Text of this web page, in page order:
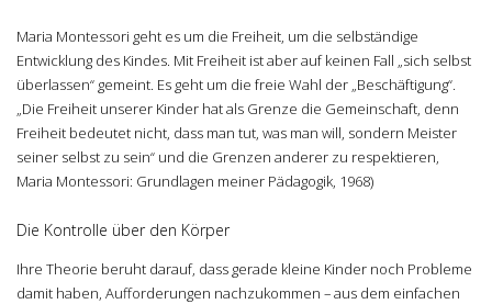
Maria Montessori geht es um die Freiheit, um die selbständige
Entwicklung des Kindes. Mit Freiheit ist aber auf keinen Fall „sich selbst
überlassen“ gemeint. Es geht um die freie Wahl der „Beschäftigung“.
„Die Freiheit unserer Kinder hat als Grenze die Gemeinschaft, denn
Freiheit bedeutet nicht, dass man tut, was man will, sondern Meister
seiner selbst zu sein“ und die Grenzen anderer zu respektieren,
Maria Montessori: Grundlagen meiner Pädagogik, 1968)
Die Kontrolle über den Körper
Ihre Theorie beruht darauf, dass gerade kleine Kinder noch Probleme
damit haben, Aufforderungen nachzukommen – aus dem einfachen